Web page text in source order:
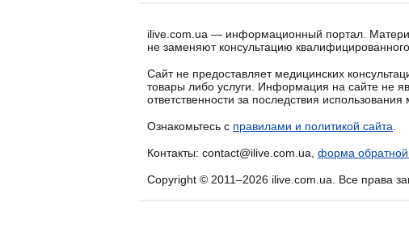
ilive.com.ua — информационный портал.
не заменяют консультацию
Сайт не предоставляет медицинских
товары либо услуги. Информация на сайте не
ответственности за последствия использования
Ознакомьтесь с правилами и политикой сайта
Контакты: contact@ilive.com.ua, форма обратной
Copyright © 2011–2026 ilive.com.ua. Все права